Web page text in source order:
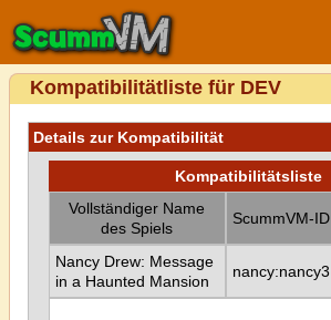
Kompatibilitätliste für DEV
Details zur Kompatibilität
Kompatibilitätsliste
Vollständiger Name
des Spiels
ScummVM-ID
Nancy Drew: Message
in a Haunted Mansion
nancy:nancy3